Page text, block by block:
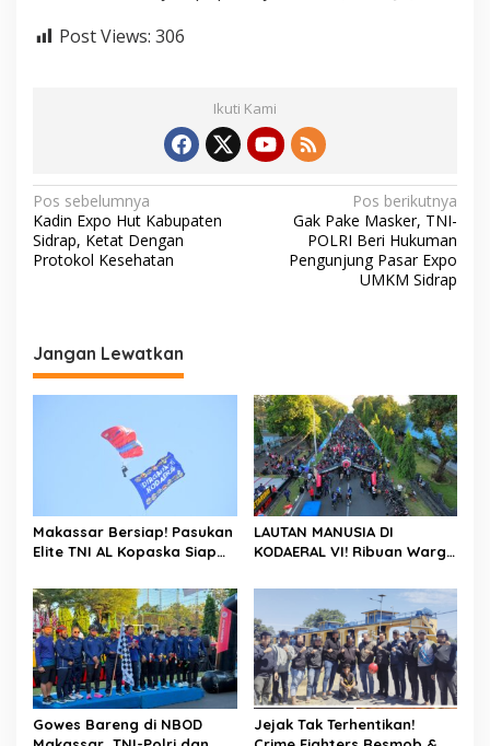
Post Views: 306
Ikuti Kami
N
a
v
a
s
s
Pos sebelumnya
Kadin Expo Hut Kabupaten
Sidrap, Ketat Dengan
Protokol Kesehatan
Pos berikutnya
Gak Pake Masker, TNI-
POLRI Beri Hukuman
Pengunjung Pasar Expo
UMKM Sidrap
Jangan Lewatkan
Makassar Bersiap! Pasukan
Elite TNI AL Kopaska Siap
Langit Kota
LAUTAN MANUSIA DI
KODAERAL VI! Ribuan Warga
2026, KRI Golok hingga
Atraksi Kopaska Jadi
Magnet
Gowes Bareng di NBOD
Jejak Tak Terhentikan!